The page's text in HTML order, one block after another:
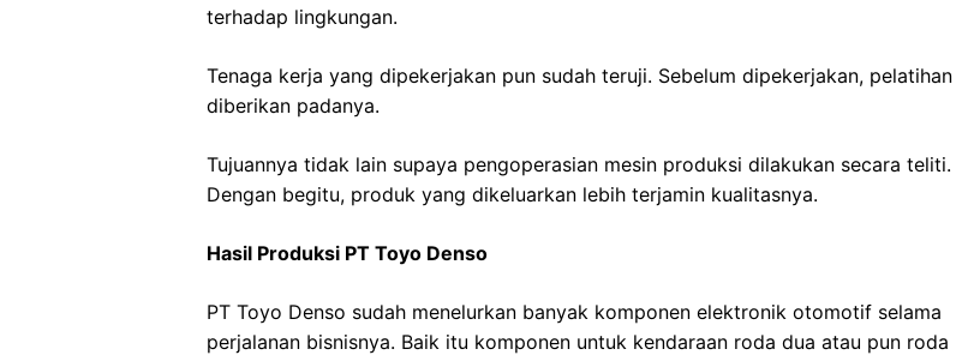
terhadap lingkungan.
Tenaga kerja yang dipekerjakan pun sudah teruji. Sebelum dipekerjakan, pelatihan
diberikan padanya.
Tujuannya tidak lain supaya pengoperasian mesin produksi dilakukan secara teliti.
Dengan begitu, produk yang dikeluarkan lebih terjamin kualitasnya.
Hasil Produksi PT Toyo Denso
PT Toyo Denso sudah menelurkan banyak komponen elektronik otomotif selama
perjalanan bisnisnya. Baik itu komponen untuk kendaraan roda dua atau pun roda